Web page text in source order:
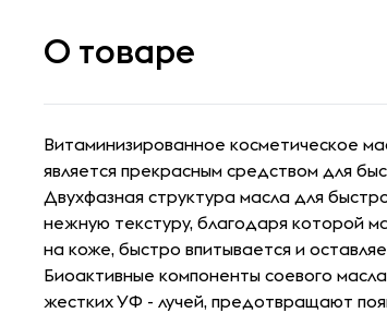
О товаре
Витаминизированное косметическое
является прекрасным средством для
Двухфазная структура масла для
нежную текстуру, благодаря которой
на коже, быстро впитывается и
Биоактивные компоненты соевого
жестких УФ - лучей, предотвращают